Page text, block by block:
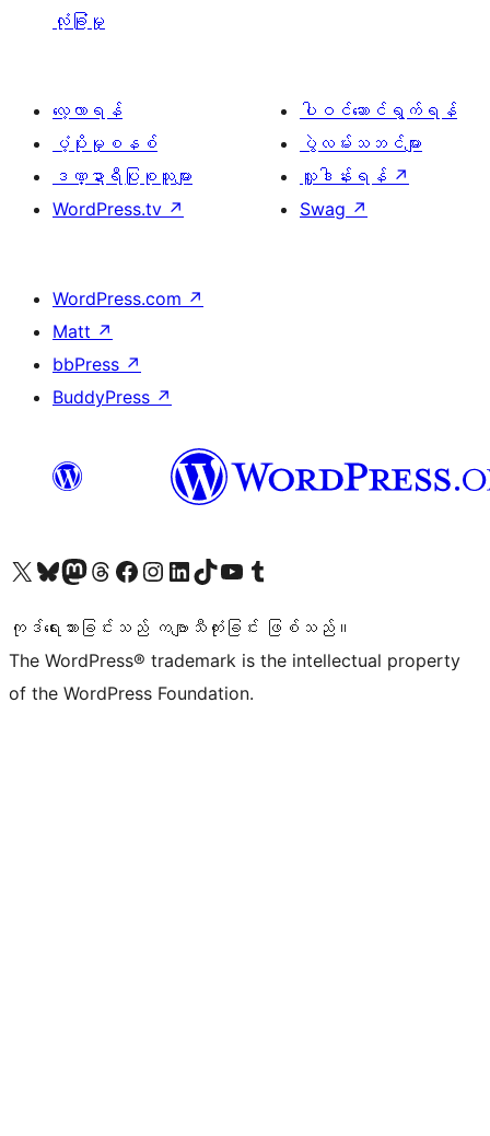
လုံခြုံမှု
လေ့လာရန်
ပံ့ပိုးမှုစနစ်
ဒဏ္ဍာရီပြုစုသူများ
WordPress.tv ↗
ပါဝင်ဆောင်ရွက်ရန်
ပွဲလမ်းသဘင်များ
လှူဒါန်းရန် ↗
Swag ↗
WordPress.com ↗
Matt ↗
bbPress ↗
BuddyPress ↗
ကျွန်ုပ်တို့၏ X (ယခင် Twitter) အကောင့်သို့ သွားရောက်ကြည့်ရှုပါကျွန်ုပ်တို့၏ Bluesky အကောင့်သို့ ဝင်ရောက်ကြည့်ရှုရန်
ကျွန်ုပ်တို့၏ Mastodon အကောင့်သို့ သွားရောက်ကြည့်ရှုပါကျွန်ုပ်တို့၏ Threads အကောင့်သို့ ဝင်ရောက်ကြည့်ရှုရန်
ကျွန်ုပ်တို့၏ Facebook စာမျက်နှာသို့ သွားရောက်ကြည့်ရှုပါကျွန်ုပ်တို့၏ Instagram အကောင့်သို့ သွားရောက်ကြည့်ရှုပါ ကျွန်ုပ်တို့၏ LinkedIn အကောင့်သို့ သွားရောက်ကြည့်ရှုပါကျွန်ုပ်တို့၏ TikTok အကောင့်သို့ ဝင်ရောက်ကြည့်ရှုရန်
ကျွန်ုပ်တို့၏ YouTube ချန်နယ်သို့ သွားရောက်ကြည့်ရှုပါ ကျွန်ုပ်တို့၏ Tumblr အကောင့်သို့ ဝင်ရောက်ကြည့်ရှုရန်
ကုဒ်ရေးသားခြင်းသည် ကဗျာသီကုံးခြင်း ဖြစ်သည်။
The WordPress® trademark is the intellectual property
of the WordPress Foundation.